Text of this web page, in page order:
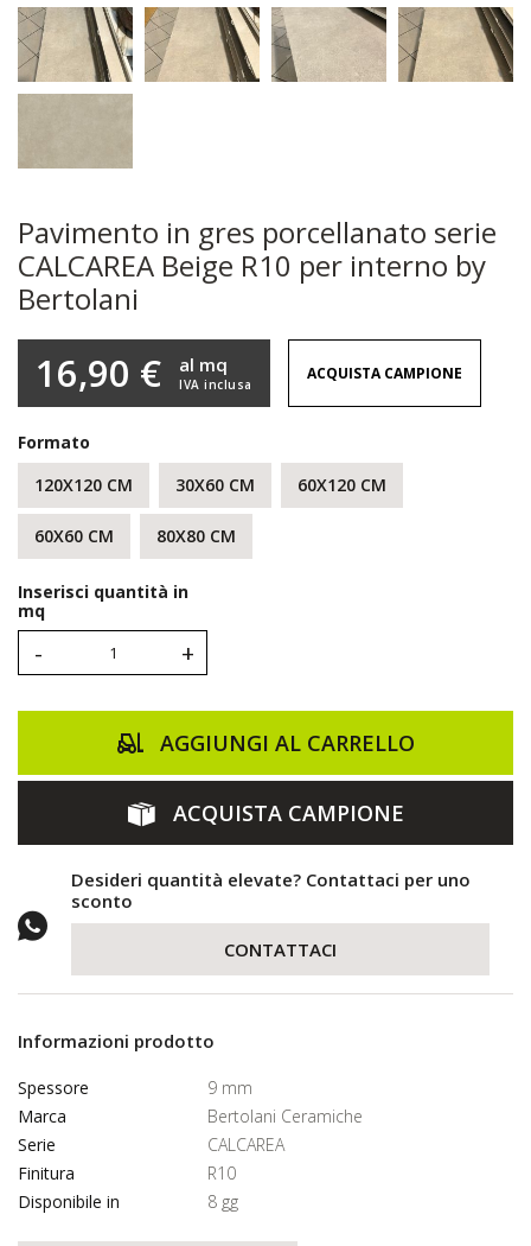
Pavimento in gres porcellanato serie
CALCAREA Beige R10 per interno by
Bertolani
16,90 € IVA inclusa
al mq ACQUISTA CAMPIONE
Formato
120X120 CM
30X60 CM 60X120 CM
60X60 CM 80X80 CM
Inserisci quantità in
mq
- +
AGGIUNGI AL CARRELLO
ACQUISTA CAMPIONE
Desideri quantità elevate? Contattaci per uno
sconto
CONTATTACI
Informazioni prodotto
Spessore
9 mm
Marca
Bertolani Ceramiche
Serie
CALCAREA
Finitura
R10
Disponibile in
8 gg